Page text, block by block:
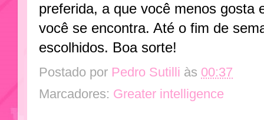
preferida, a que você menos gosta
você se encontra. Até o fim de
escolhidos. Boa sorte!
Postado por Pedro Sutilli às 00:37
Marcadores: Greater intelligence